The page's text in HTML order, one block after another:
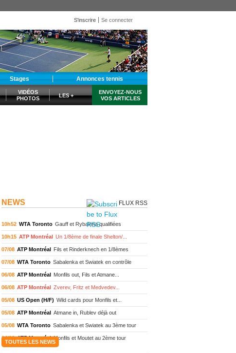
S'inscrire Se connecter
Stages Annonces tennis
VIDÉOS
PHOTOS
LES +
ENVOYEZ-NOUS
VOS ARTICLES
NEWS FLUX RSS
10h52 WTA Toronto Gauff et Rybakina qualifiées
10h15 ATP Montréal Un 1/8ème de finale Shelton/...
07/08 ATP Montréal Fils et Rinderknech en 1/8èmes
07/08 WTA Toronto Sabalenka et Swiatek en contrôle
06/08 ATP Montréal Monfils out, Fils et Atmane...
06/08 ATP Montréal Zverev, Fritz et Medvedev...
05/08 US Open (H/F) Wild cards pour Monfils et...
05/08 ATP Montréal Atmane in, Rublev déjà out
05/08 WTA Toronto Sabalenka et Swiatek au 3ème tour
04/08 ATP Montréal Monfils et Moutet au 2ème tour
TOUTES LES NEWS